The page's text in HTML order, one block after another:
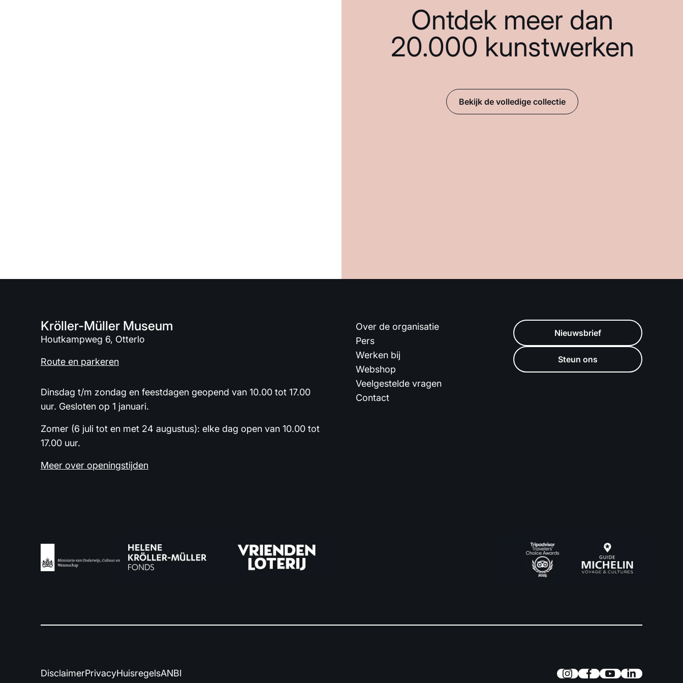
Ontdek meer dan
20.000 kunstwerken
Bekijk de volledige collectie
Kröller-Müller Museum
Houtkampweg 6, Otterlo
Route en parkeren
Dinsdag t/m zondag en feestdagen geopend van 10.00 tot 17.00
uur. Gesloten op 1 januari.
Zomer (6 juli tot en met 24 augustus): elke dag open van 10.00 tot
17.00 uur.
Meer over openingstijden
Over de organisatie
Pers
Werken bij
Webshop
Veelgestelde vragen
Contact
Nieuwsbrief
Steun ons
DisclaimerPrivacyHuisregelsANBI